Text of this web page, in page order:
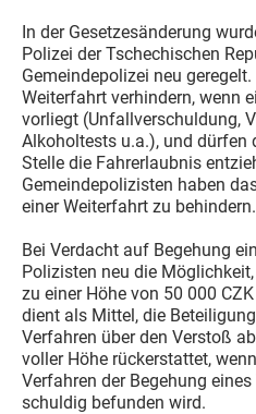
In der Gesetzesänderung
Polizei der Tschechischen
Gemeindepolizei neu
Weiterfahrt verhindern, wenn
vorliegt (Unfallverschuldung,
Alkoholtests u.a.), und dürfen
Stelle die Fahrerlaubnis
Gemeindepolizisten haben
einer Weiterfahrt zu behindern.
Bei Verdacht auf Begehung
Polizisten neu die
zu einer Höhe von 50 000
dient als Mittel, die
Verfahren über den Verstoß
voller Höhe rückerstattet,
Verfahren der Begehung
schuldig befunden wird.